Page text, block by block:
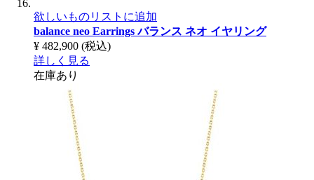
欲しいものリストに追加
balance neo Earringsバランス ネオ イヤリング
¥ 482,900 (税込)
詳しく見る
在庫あり